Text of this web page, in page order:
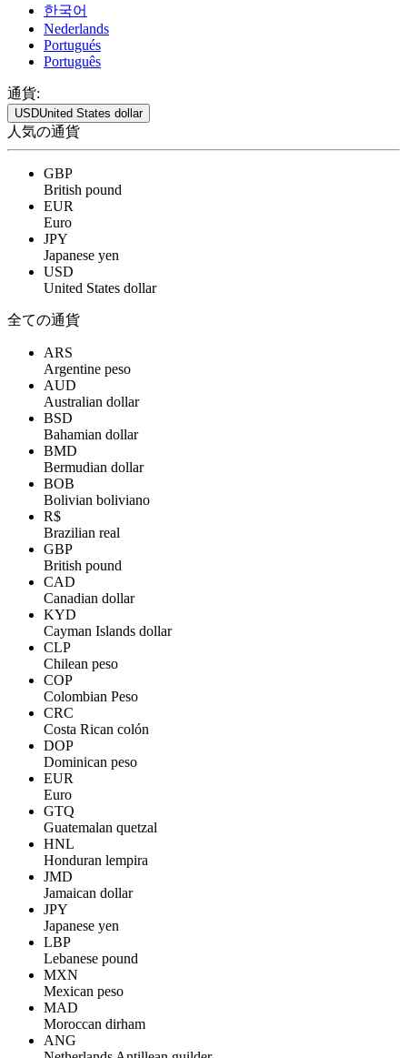
한국어
Nederlands
Portugués
Português
通貨:
USDUnited States dollar
人気の通貨
GBP
British pound
EUR
Euro
JPY
Japanese yen
USD
United States dollar
全ての通貨
ARS
Argentine peso
AUD
Australian dollar
BSD
Bahamian dollar
BMD
Bermudian dollar
BOB
Bolivian boliviano
R$
Brazilian real
GBP
British pound
CAD
Canadian dollar
KYD
Cayman Islands dollar
CLP
Chilean peso
COP
Colombian Peso
CRC
Costa Rican colón
DOP
Dominican peso
EUR
Euro
GTQ
Guatemalan quetzal
HNL
Honduran lempira
JMD
Jamaican dollar
JPY
Japanese yen
LBP
Lebanese pound
MXN
Mexican peso
MAD
Moroccan dirham
ANG